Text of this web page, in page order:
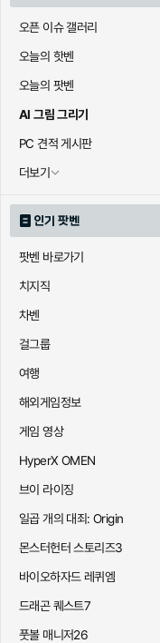
오픈 이슈 갤러리
오늘의 핫벤
오늘의 팟벤
AI 그림 그리기
PC 견적 게시판
더보기
인기 팟벤
팟벤 바로가기
치지직
차벤
걸그룹
여행
해외게임정보
게임 영상
HyperX OMEN
브이 라이징
일곱 개의 대죄: Origin
몬스터헌터 스토리즈3
바이오하자드 레퀴엠
드래곤 퀘스트7
풋볼 매니저26